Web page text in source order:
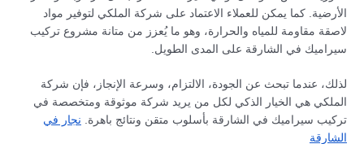
الأرضية. كما يمكن للعملاء الاعتماد على شركة الملكي لتوفير مواد
لاصقة مقاومة للمياه والحرارة، وهو ما يُعزز من متانة مشروع تركيب
سيراميك في الشارقة على المدى الطويل.
لذلك، عندما تبحث عن الجودة، الالتزام، وسرعة الإنجاز، فإن شركة
الملكي هي الخيار الذكي لكل من يريد شركة موثوقة ومتخصصة في
تركيب سيراميك في الشارقة بأسلوب متقن ونتائج باهرة. نجار في
الشارقة